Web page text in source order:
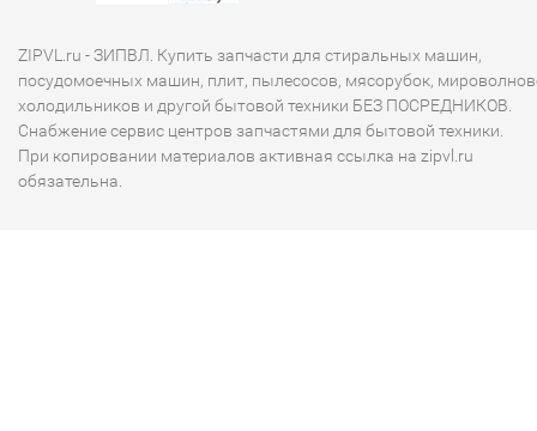
ZIPVL.ru - ЗИПВЛ. Купить запчасти для стиральных машин,
посудомоечных машин, плит, пылесосов, мясорубок,
холодильников и другой бытовой техники БЕЗ ПОСРЕДНИКОВ.
Снабжение сервис центров запчастями для бытовой техники.
При копировании материалов активная ссылка на zipvl.ru
обязательна.